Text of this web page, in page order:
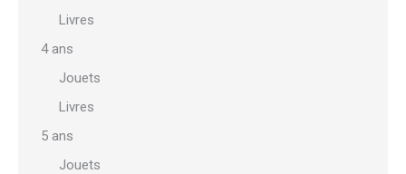
Livres
4 ans
Jouets
Livres
5 ans
Jouets